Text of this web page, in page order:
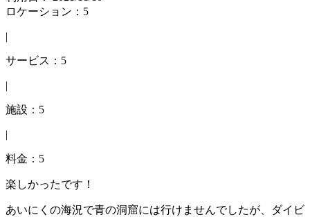
ロケーション：5
|
サービス：5
|
施設：5
|
料金：5
楽しかったです！
あいにくの海況で青の洞窟には行けませんでしたが、ダイビ